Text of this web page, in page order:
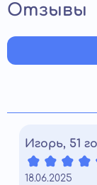
Отзывы
Игорь, 51
18.06.2025